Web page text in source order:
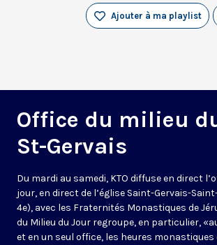
Ajouter à ma playlist
Office du milieu
St-Gervais
Du mardi au samedi, KTO diffuse en direct
jour, en direct de l’église Saint-Gervais-
4e), avec les Fraternités Monastiques de
du Milieu du Jour regroupe, en particulier,
et en un seul office, les heures monastiques